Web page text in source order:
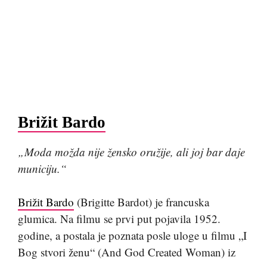
Brižit Bardo
„Moda možda nije žensko oružije, ali joj bar daje
municiju.“
Brižit Bardo (Brigitte Bardot) je francuska
glumica. Na filmu se prvi put pojavila 1952.
godine, a postala je poznata posle uloge u filmu „I
Bog stvori ženu“ (And God Created Woman) iz